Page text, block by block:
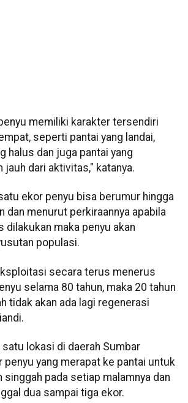
memiliki karakter tersendiri
seperti pantai yang landai,
halus dan juga pantai yang
jauh dari aktivitas," katanya.
ekor penyu bisa berumur hingga
dan menurut perkiraannya apabila
maka penyu akan
populasi.
secara terus menerus
selama 80 tahun, maka 20 tahun
tidak akan ada lagi regenerasi
satu lokasi di daerah Sumbar
yang merapat ke pantai untuk
singgah pada setiap malamnya dan
dua sampai tiga ekor.